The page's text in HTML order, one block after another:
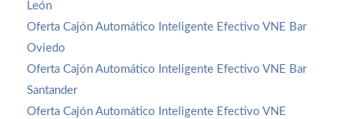
León
Oferta Cajón Automático Inteligente Efectivo VNE Bar
Oviedo
Oferta Cajón Automático Inteligente Efectivo VNE Bar
Santander
Oferta Cajón Automático Inteligente Efectivo VNE